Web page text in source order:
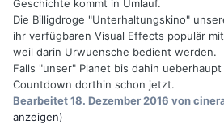
Geschichte kommt in Umlauf.
Die Billigdroge "Unterhaltungskino"
ihr verfügbaren Visual Effects populär
weil darin Urwuensche bedient werden.
Falls "unser" Planet bis dahin
Countdown dorthin schon jetzt.
Bearbeitet18. Dezember 2016 von
anzeigen)